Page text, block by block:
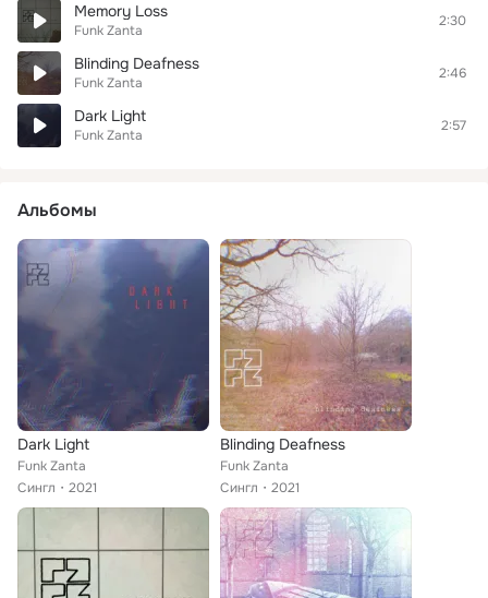
Memory Loss
Funk Zanta
2:30
Blinding Deafness
Funk Zanta
2:46
Dark Light
Funk Zanta
2:57
Альбомы
Dark Light
Funk Zanta
Сингл
2021
Blinding Deafness
Funk Zanta
Сингл
2021